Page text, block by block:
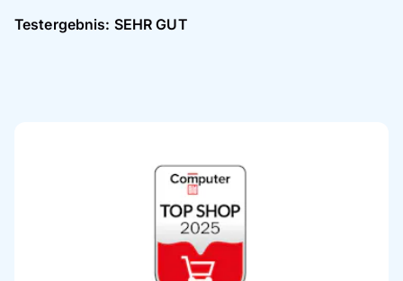
Testergebnis: SEHR GUT